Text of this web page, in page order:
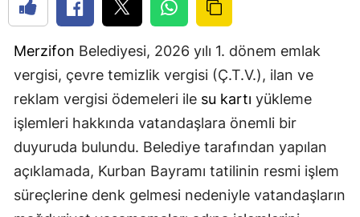
Merzifon Belediyesi, 2026 yılı 1. dönem emlak
vergisi, çevre temizlik vergisi (Ç.T.V.), ilan ve
reklam vergisi ödemeleri ile su kartı yükleme
işlemleri hakkında vatandaşlara önemli bir
duyuruda bulundu. Belediye tarafından yapılan
açıklamada, Kurban Bayramı tatilinin resmi işlem
süreçlerine denk gelmesi nedeniyle vatandaşların